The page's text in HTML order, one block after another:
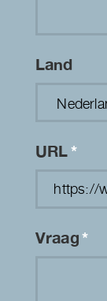
Land
URL*
Vraag*